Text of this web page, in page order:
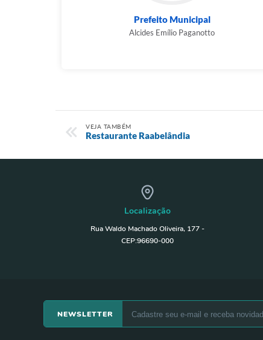
Prefeito Municipal
Alcides Emílio Paganotto
VEJA TAMBÉM
Restaurante Raabelândia
Localização
Rua Waldo Machado Oliveira, 177 -
CEP:96690-000
NEWSLETTER